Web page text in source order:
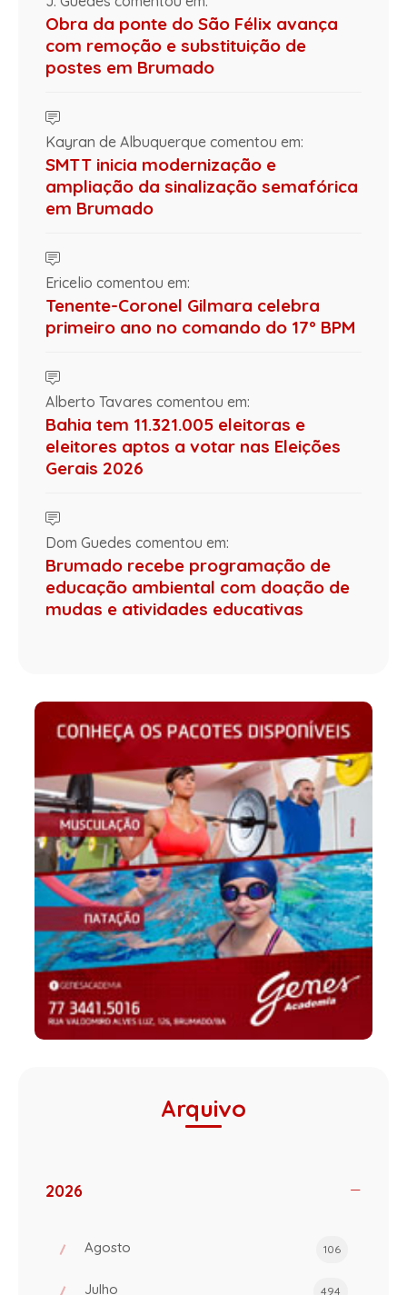
Obra da ponte do São Félix avança
com remoção e substituição de
postes em Brumado
Kayran de Albuquerque comentou em:
SMTT inicia modernização e
ampliação da sinalização semafórica
em Brumado
Ericelio comentou em:
Tenente-Coronel Gilmara celebra
primeiro ano no comando do 17º BPM
Alberto Tavares comentou em:
Bahia tem 11.321.005 eleitoras e
eleitores aptos a votar nas Eleições
Gerais 2026
Dom Guedes comentou em:
Brumado recebe programação de
educação ambiental com doação de
mudas e atividades educativas
Arquivo
2026
Agosto 106
Julho 494